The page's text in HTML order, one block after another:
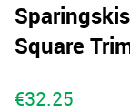
Square
€32.25